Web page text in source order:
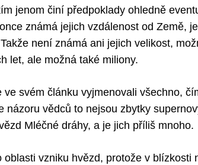
jenom činí předpoklady ohledně
známá jejich vzdálenost od Země,
není známá ani jejich velikost,
let, ale možná také miliony.
ve svém článku vyjmenovali všechno,
názoru vědců to nejsou zbytky
Mléčné dráhy, a je jich příliš mnoho.
oblasti vzniku hvězd, protože v blízkosti